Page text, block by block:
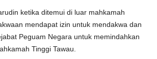
ketika ditemui di luar mahkamah
mendapat izin untuk mendakwa dan
Peguam Negara untuk memindahkan
Tinggi Tawau.